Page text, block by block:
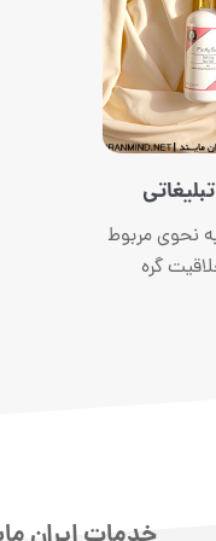
نحوی مربوط
گره